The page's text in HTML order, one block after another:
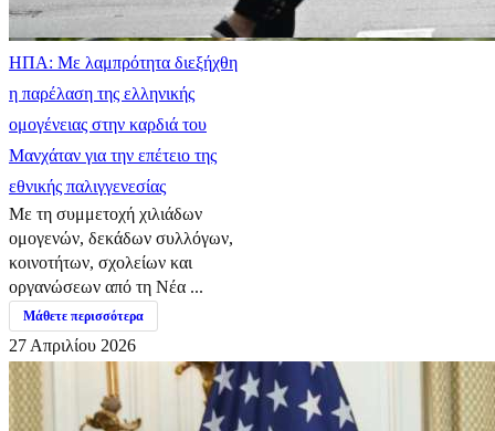
ΗΠΑ: Με λαμπρότητα διεξήχθη
η παρέλαση της ελληνικής
ομογένειας στην καρδιά του
Μανχάταν για την επέτειο της
εθνικής παλιγγενεσίας
Με τη συμμετοχή χιλιάδων
ομογενών, δεκάδων συλλόγων,
κοινοτήτων, σχολείων και
οργανώσεων από τη Νέα ...
Μάθετε περισσότερα
27 Απριλίου 2026